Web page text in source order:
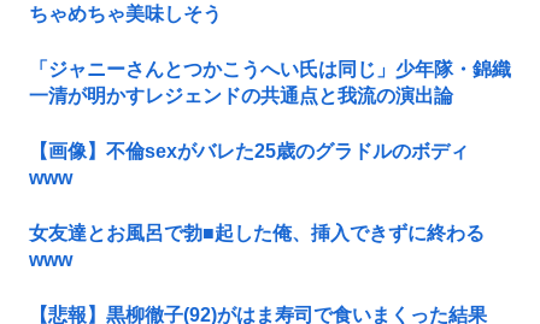
ちゃめちゃ美味しそう
「ジャニーさんとつかこうへい氏は同じ」少年隊・錦織
一清が明かすレジェンドの共通点と我流の演出論
【画像】不倫sexがバレた25歳のグラドルのボディ
www
女友達とお風呂で勃■起した俺、挿入できずに終わる
www
【悲報】黒柳徹子(92)がはま寿司で食いまくった結果